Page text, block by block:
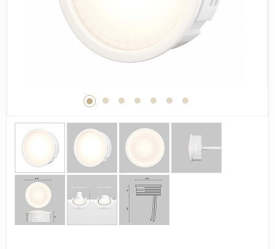
Дерево
Камень
Полированная
Матовая